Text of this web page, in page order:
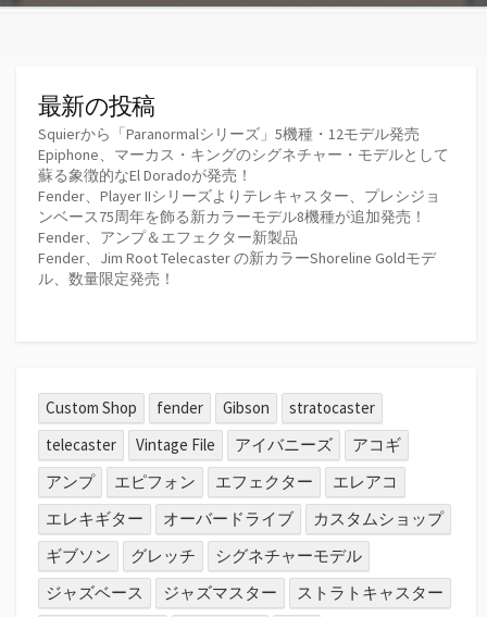
最新の投稿
Squierから「Paranormalシリーズ」5機種・12モデル発売
Epiphone、マーカス・キングのシグネチャー・モデルとして
蘇る象徴的なEl Doradoが発売！
Fender、Player IIシリーズよりテレキャスター、プレシジョ
ンベース75周年を飾る新カラーモデル8機種が追加発売！
Fender、アンプ＆エフェクター新製品
Fender、Jim Root Telecaster の新カラーShoreline Goldモデ
ル、数量限定発売！
Custom Shop fender Gibson
stratocaster
telecaster
Vintage File アイバニーズ
アコギ
アンプ
エピフォン エフェクター
エレアコ
エレキギター
オーバードライブ
カスタムショップ
ギブソン
グレッチ
シグネチャーモデル
ジャズベース
ジャズマスター
ストラトキャスター